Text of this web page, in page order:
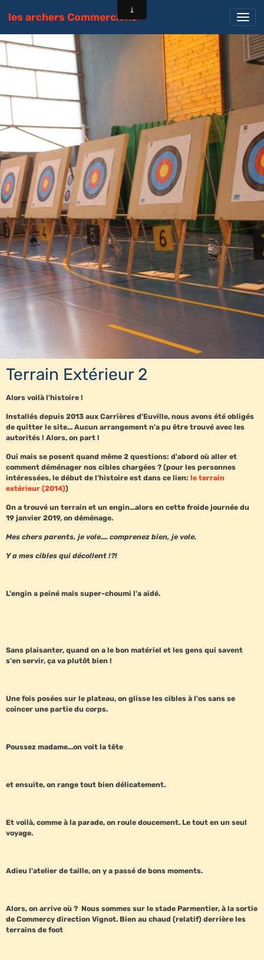
les archers Commerciens
Terrain Extérieur 2
Alors voilà l'histoire !
Installés depuis 2013 aux Carrières d'Euville, nous avons été obligés
de quitter le site... Aucun arrangement n'a pu être trouvé avec les
autorités ! Alors, on part !
Oui mais se posent quand même 2 questions: d'abord où aller et
comment déménager nos cibles chargées ? (pour les personnes
intéressées, le début de l'histoire est dans ce lien: le terrain
extérieur (2014))
On a trouvé un terrain et un engin...alors en cette froide journée du
19 janvier 2019, on déménage.
Mes chers parents, je vole.... comprenez bien, je vole.
Y a mes cibles qui décollent !?!
L'engin a peiné mais super-choumi l'a aidé.
Sans plaisanter, quand on a le bon matériel et les gens qui savent
s'en servir, ça va plutôt bien !
Une fois posées sur le plateau, on glisse les cibles à l'os sans se
coincer une partie du corps.
Poussez madame...on voit la tête
et ensuite, on range tout bien délicatement.
Et voilà, comme à la parade, on roule doucement. Le tout en un seul
voyage.
Adieu l'atelier de taille, on y a passé de bons moments.
Alors, on arrive où ? Nous sommes sur le stade Parmentier, à la sortie
de Commercy direction Vignot. Bien au chaud (relatif) derrière les
terrains de foot